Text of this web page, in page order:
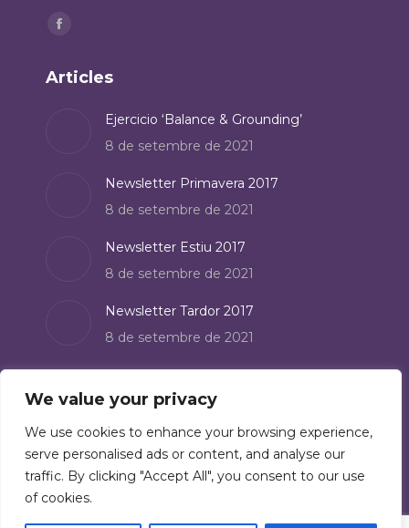
We value your privacy
We use cookies to enhance your browsing experience,
serve personalised ads or content, and analyse our
traffic. By clicking "Accept All", you consent to our use
of cookies.
Find us on:
opens
window
Articles
Ejercicio ‘Balance & Grounding’
8 de setembre de 2021
Newsletter Primavera 2017
8 de setembre de 2021
Newsletter Estiu 2017
8 de setembre de 2021
Newsletter Tardor 2017
8 de setembre de 2021
Subscriu-te
Subscriu-te al nostre butlletí de notícies:
Subscriu-te ara